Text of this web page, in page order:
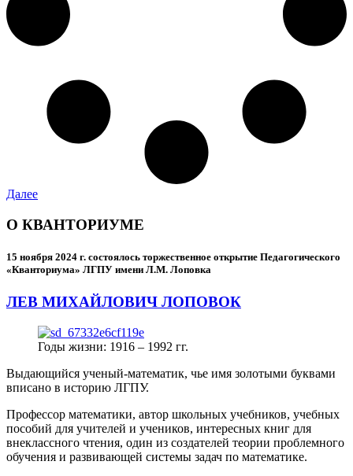
Далее
О КВАНТОРИУМЕ
15 ноября 2024 г. состоялось торжественное открытие Педагогического
«Кванториума» ЛГПУ имени Л.М. Лоповка
ЛЕВ МИХАЙЛОВИЧ ЛОПОВОК
Годы жизни: 1916 – 1992 гг.
Выдающийся ученый-математик, чье имя золотыми буквами
вписано в историю ЛГПУ.
Профессор математики, автор школьных учебников, учебных
пособий для учителей и учеников, интересных книг для
внеклассного чтения, один из создателей теории проблемного
обучения и развивающей системы задач по математике.